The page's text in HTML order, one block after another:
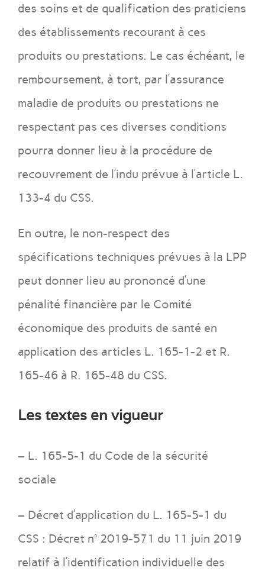
des soins et de qualification des praticiens
des établissements recourant à ces
produits ou prestations. Le cas échéant, le
remboursement, à tort, par l’assurance
maladie de produits ou prestations ne
respectant pas ces diverses conditions
pourra donner lieu à la procédure de
recouvrement de l’indu prévue à l’article L.
133-4 du CSS.
En outre, le non-respect des
spécifications techniques prévues à la LPP
peut donner lieu au prononcé d’une
pénalité financière par le Comité
économique des produits de santé en
application des articles L. 165-1-2 et R.
165-46 à R. 165-48 du CSS.
Les textes en vigueur
– L. 165-5-1 du Code de la sécurité
sociale
– Décret d’application du L. 165-5-1 du
CSS : Décret n° 2019-571 du 11 juin 2019
relatif à l’identification individuelle des